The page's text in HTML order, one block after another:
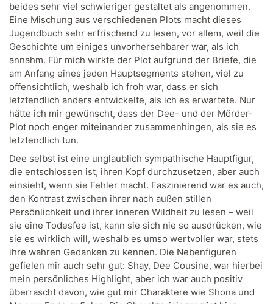
beides sehr viel schwieriger gestaltet als angenommen.
Eine Mischung aus verschiedenen Plots macht dieses
Jugendbuch sehr erfrischend zu lesen, vor allem, weil die
Geschichte um einiges unvorhersehbarer war, als ich
annahm. Für mich wirkte der Plot aufgrund der Briefe, die
am Anfang eines jeden Hauptsegments stehen, viel zu
offensichtlich, weshalb ich froh war, dass er sich
letztendlich anders entwickelte, als ich es erwartete. Nur
hätte ich mir gewünscht, dass der Dee- und der Mörder-
Plot noch enger miteinander zusammenhingen, als sie es
letztendlich tun.
Dee selbst ist eine unglaublich sympathische Hauptfigur,
die entschlossen ist, ihren Kopf durchzusetzen, aber auch
einsieht, wenn sie Fehler macht. Faszinierend war es auch,
den Kontrast zwischen ihrer nach außen stillen
Persönlichkeit und ihrer inneren Wildheit zu lesen – weil
sie eine Todesfee ist, kann sie sich nie so ausdrücken, wie
sie es wirklich will, weshalb es umso wertvoller war, stets
ihre wahren Gedanken zu kennen. Die Nebenfiguren
gefielen mir auch sehr gut: Shay, Dee Cousine, war hierbei
mein persönliches Highlight, aber ich war auch positiv
überrascht davon, wie gut mir Charaktere wie Shona und